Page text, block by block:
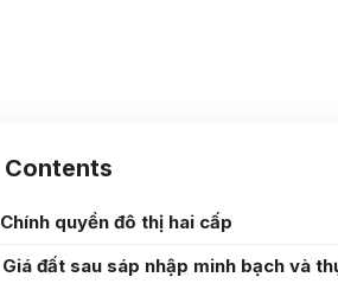
Contents
Chính quyền đô thị hai cấp
Giá đất sau sáp nhập minh bạch và